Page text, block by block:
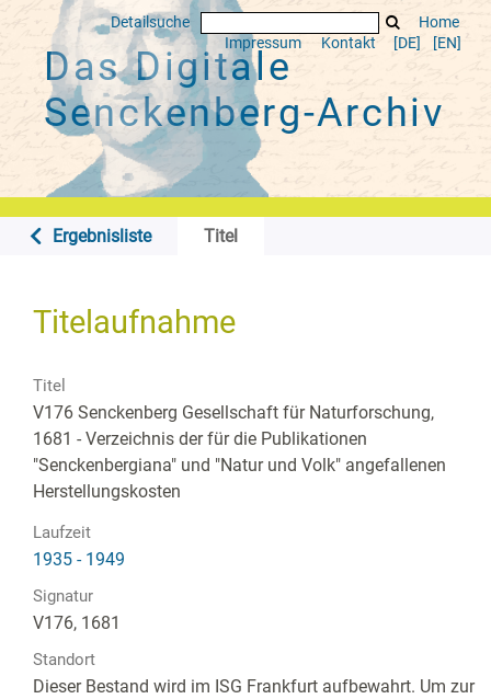
Detailsuche
Home
Impressum
Kontakt [DE] [EN]
Das Digitale
Senckenberg-Archiv
Ergebnisliste Titel
Titelaufnahme
Titel
V176 Senckenberg Gesellschaft für Naturforschung,
1681 - Verzeichnis der für die Publikationen
"Senckenbergiana" und "Natur und Volk" angefallenen
Herstellungskosten
Laufzeit
1935 - 1949
Signatur
V176, 1681
Standort
Dieser Bestand wird im ISG Frankfurt aufbewahrt. Um zur